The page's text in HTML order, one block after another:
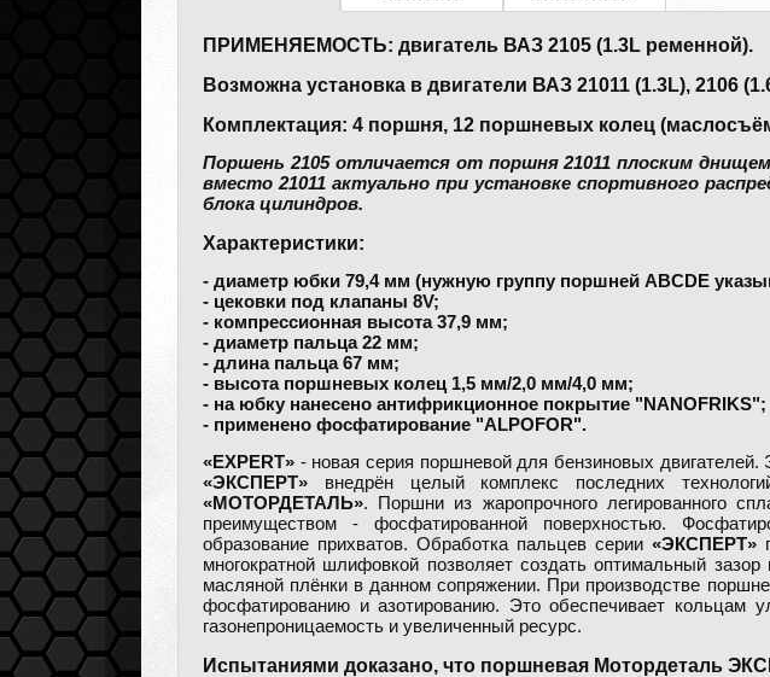
ПРИМЕНЯЕМОСТЬ: двигатель ВАЗ 2105 (1.3L ременной).
Возможна установка в двигатели ВАЗ 21011 (1.3L), 2106
Комплектация: 4 поршня, 12 поршневых колец
Поршень 2105 отличается от поршня 21011 плоским
вместо 21011 актуально при установке спортивного
блока цилиндров.
Характеристики:
- диаметр юбки 79,4 мм (нужную группу поршней ABCDE
- цековки под клапаны 8V;
- компрессионная высота 37,9 мм;
- диаметр пальца 22 мм;
- длина пальца 67 мм;
- высота поршневых колец 1,5 мм/2,0 мм/4,0 мм;
- на юбку нанесено антифрикционное покрытие "NANOFRIKS";
- применено фосфатирование "ALPOFOR".
«EXPERT» - новая серия поршневой для бензиновых
«ЭКСПЕРТ» внедрён целый комплекс последних
«МОТОРДЕТАЛЬ». Поршни из жаропрочного легированного
преимуществом - фосфатированной поверхностью.
образование прихватов. Обработка пальцев серии«ЭКСПЕРТ»
многократной шлифовкой позволяет создать оптимальный
масляной плёнки в данном сопряжении. При производстве
фосфатированию и азотированию. Это обеспечивает кольцам
газонепроницаемость и увеличенный ресурс.
Испытаниями доказано, что поршневая Мотордеталь